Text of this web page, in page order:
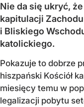
Nie da się ukryć,
kapitulacji
i Bliskiego
katolickiego.
Pokazuje to dobrze
hiszpański Kościół
miesięcy temu w
legalizacji pobytu